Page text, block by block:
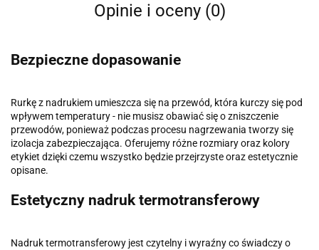
Opinie i oceny (0)
Bezpieczne dopasowanie
Rurkę z nadrukiem umieszcza się na przewód, która kurczy się pod
wpływem temperatury - nie musisz obawiać się o zniszczenie
przewodów, ponieważ podczas procesu nagrzewania tworzy się
izolacja zabezpieczająca. Oferujemy różne rozmiary oraz kolory
etykiet dzięki czemu wszystko będzie przejrzyste oraz estetycznie
opisane.
Estetyczny nadruk termotransferowy
Nadruk termotransferowy jest czytelny i wyraźny co świadczy o